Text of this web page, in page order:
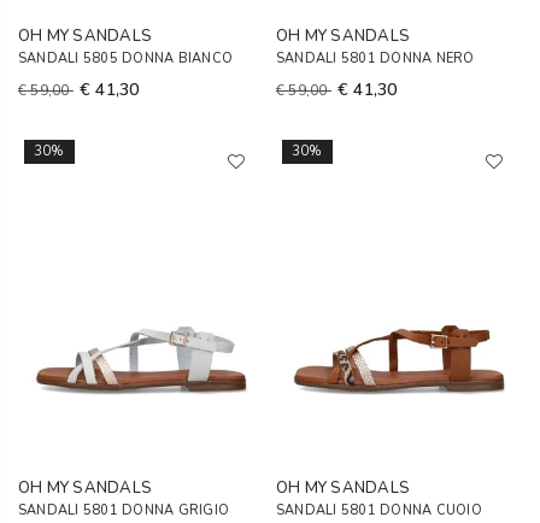
OH MY SANDALS
SANDALI 5805 DONNA BIANCO
€ 59,00 € 41,30
OH MY SANDALS
SANDALI 5801 DONNA NERO
€ 59,00 € 41,30
30%
OH MY SANDALS
SANDALI 5801 DONNA GRIGIO
30%
OH MY SANDALS
SANDALI 5801 DONNA CUOIO